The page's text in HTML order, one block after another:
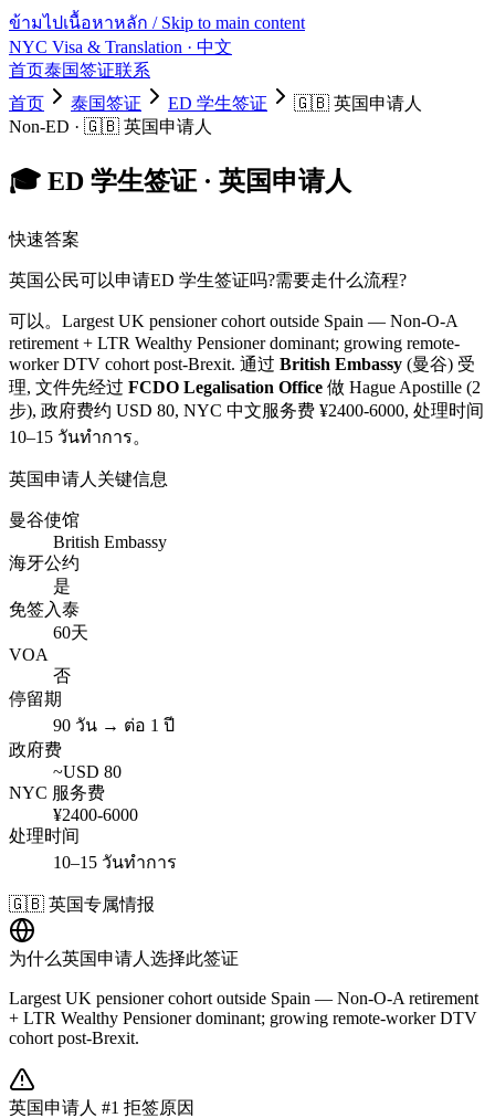
ข้ามไปเนื้อหาหลัก / Skip to main content
NYC Visa & Translation · 中文
首页泰国签证联系
首页
泰国签证 ED 学生签证 🇬🇧 英国申请人
Non-ED · 🇬🇧 英国申请人
🎓 ED 学生签证 · 英国申请人
快速答案
英国公民可以申请ED 学生签证吗?需要走什么流程?
可以。 Largest UK pensioner cohort outside Spain — Non-O-A
retirement + LTR Wealthy Pensioner dominant; growing remote-
worker DTV cohort post-Brexit. 通过 British Embassy (曼谷) 受
理, 文件先经过 FCDO Legalisation Office 做 Hague Apostille (2
步), 政府费约 USD 80, NYC 中文服务费 ¥2400-6000, 处理时间
10–15 วันทำการ。
英国申请人关键信息
曼谷使馆
British Embassy
海牙公约
是
免签入泰
60天
VOA
否
停留期
90 วัน → ต่อ 1 ปี
政府费
~USD 80
NYC 服务费
¥2400-6000
处理时间
10–15 วันทำการ
🇬🇧 英国专属情报
为什么英国申请人选择此签证
Largest UK pensioner cohort outside Spain — Non-O-A retirement
+ LTR Wealthy Pensioner dominant; growing remote-worker DTV
cohort post-Brexit.
英国申请人 #1 拒签原因